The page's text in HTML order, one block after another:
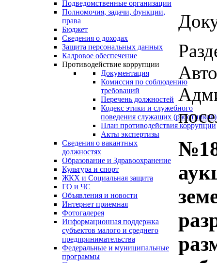
Подведомственные организации
Полномочия, задачи, функции,
права
Бюджет
Сведения о доходах
Защита персональных данных
Кадровое обеспечение
Противодействие коррупции
Документация
Комиссия по соблюдению
требований
Перечень должностей
Кодекс этики и служебного
поведения служащих (работников)
План противодействия коррупции
Акты экспертизы
Сведения о вакантных
должностях
Образование и Здравоохранение
Культура и спорт
ЖКХ и Социальная защита
ГО и ЧС
Объявления и новости
Интернет приемная
Фотогалерея
Информационная поддержка
субъектов малого и среднего
предпринимательства
Федеральные и муниципальные
программы